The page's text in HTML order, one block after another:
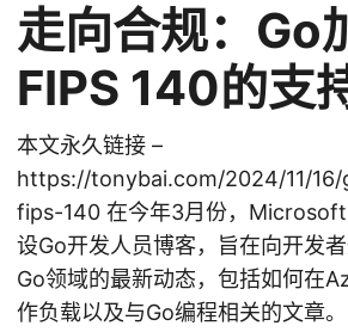
走向合规：Go
FIPS 140的支
本文永久链接 –
https://tonybai.com/2024/11/
fips-140 在今年3月份，
设Go开发人员博客，旨在向开发
Go领域的最新动态，包括如何在
作负载以及与Go编程相关的文章